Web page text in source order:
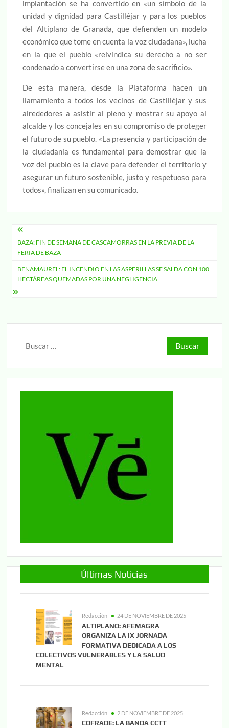
implantación se ha convertido en «un símbolo de la
unidad y dignidad para Castilléjar y para los pueblos
del Altiplano de Granada, que defienden un modelo
económico que tome en cuenta la voz ciudadana», lucha
en la que el pueblo «reivindica su derecho a no ser
condenado a convertirse en una zona de sacrificio».
De esta manera, desde la Plataforma hacen un
llamamiento a todos los vecinos de Castilléjar y sus
alrededores a asistir al pleno y mostrar su apoyo al
alcalde y los concejales en su compromiso de proteger
el futuro de su pueblo. «La presencia y participación de
la ciudadanía es fundamental para demostrar que la
voz del pueblo es la clave para defender el territorio y
asegurar un futuro sostenible, justo y respetuoso para
todos», finalizan en su comunicado.
Navegación
de
entradas
BAZA: FIN DE SEMANA DE CASCAMORRAS EN LA PREVIA DE LA
FERIA DE BAZA
BENAMAUREL: EL INCENDIO EN LAS ASPERILLAS SE SALDA CON 100
HECTÁREAS QUEMADAS POR UNA NEGLIGENCIA
Buscar:
Últimas Noticias
Redacción 24 DE NOVIEMBRE DE 2025
ALTIPLANO: AFEMAGRA
ORGANIZA LA IX JORNADA
FORMATIVA DEDICADA A LOS
COLECTIVOS VULNERABLES Y LA SALUD
MENTAL
Redacción 2 DE NOVIEMBRE DE 2025
COFRADE: LA BANDA CCTT